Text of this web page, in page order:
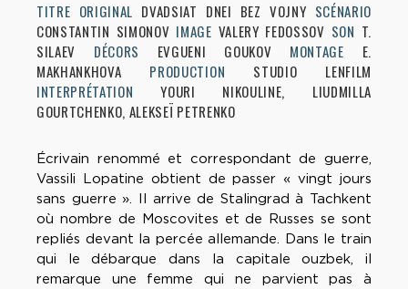
TITRE ORIGINAL DVADSIAT DNEI BEZ VOJNY SCÉNARIO
CONSTANTIN SIMONOV IMAGE VALERY FEDOSSOV SON T.
SILAEV DÉCORS EVGUENI GOUKOV MONTAGE E.
MAKHANKHOVA PRODUCTION STUDIO LENFILM
INTERPRÉTATION
YOURI NIKOULINE, LIUDMILLA
GOURTCHENKO, ALEKSEÏ PETRENKO
Écrivain renommé et correspondant de guerre,
Vassili Lopatine obtient de passer « vingt jours
sans guerre ». Il arrive de Stalingrad à Tachkent
où nombre de Moscovites et de Russes se sont
repliés devant la percée allemande. Dans le train
qui le débarque dans la capitale ouzbek, il
remarque une femme qui ne parvient pas à